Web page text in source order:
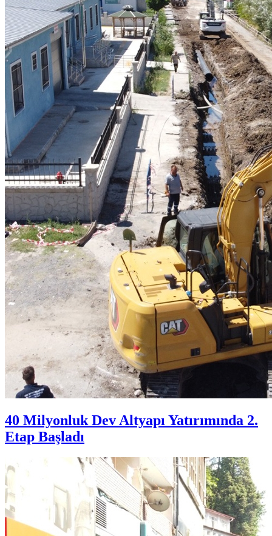
40 Milyonluk Dev Altyapı Yatırımında 2.
Etap Başladı